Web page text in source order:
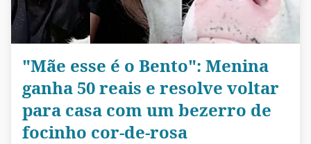
"Mãe esse é o Bento": Menina
ganha 50 reais e resolve voltar
para casa com um bezerro de
focinho cor-de-rosa